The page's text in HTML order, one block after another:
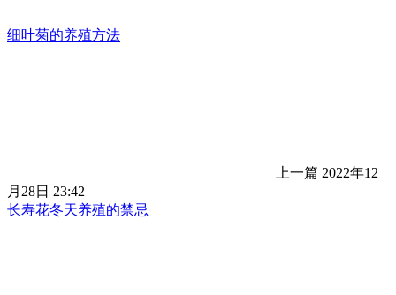
细叶菊的养殖方法
上一篇 2022年12
月28日 23:42
长寿花冬天养殖的禁忌